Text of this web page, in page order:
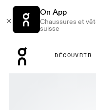
On App
Chaussures et
suisse
DÉCOUVRIR